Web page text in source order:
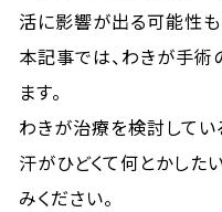
活に影響が出る可能性も
本記事では、わきが手
ます。
わきが治療を検討してい
汗がひどくて何とかした
みください。